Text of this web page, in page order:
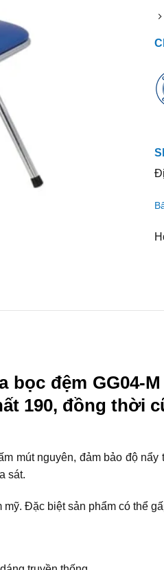
bọc đệm GG04-
190, đồng thời
mút nguyên, đảm bảo độ
sát.
Đặc biệt sản phẩm có thể